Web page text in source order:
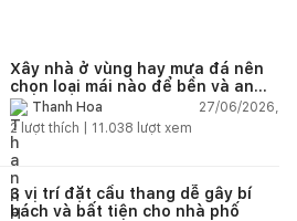
Xây nhà ở vùng hay mưa đá nên
chọn loại mái nào để bền và an
toàn?Thanh Hoa
27/06/2026,
2 lượt thích | 11.038 lượt xem
3 vị trí đặt cầu thang dễ gây bí
bách và bất tiện cho nhà phố